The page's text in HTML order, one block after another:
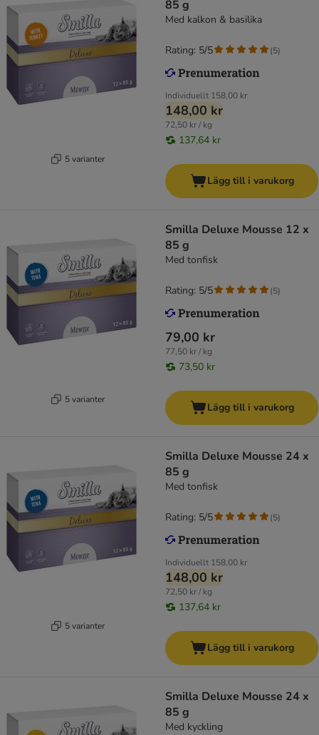
5 varianter
85 g
Med kalkon & basilika
Individuellt 158,00 kr
148,00 kr
72,50 kr / kg
137,64 kr
Rating: 5/5 (5)
Lägg till i varukorg
5 varianter
Smilla Deluxe Mousse 12 x
85 g
Med tonfisk
79,00 kr
77,50 kr / kg
73,50 kr
Rating: 5/5 (5)
Lägg till i varukorg
5 varianter
Smilla Deluxe Mousse 24 x
85 g
Med tonfisk
Individuellt 158,00 kr
148,00 kr
72,50 kr / kg
137,64 kr
Rating: 5/5 (5)
Lägg till i varukorg
Smilla Deluxe Mousse 24 x
85 g
Med kyckling